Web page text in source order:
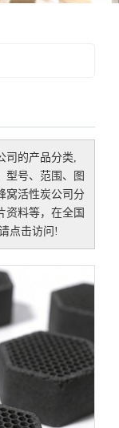
司的产品分类,
型号、范围、图
窝活性炭公司分
资料等，在全国
点击访问!